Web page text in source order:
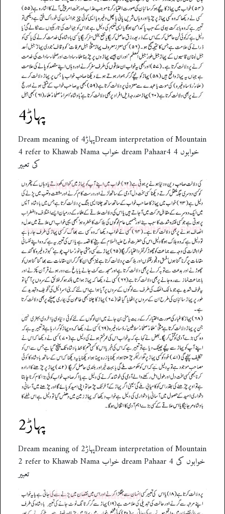
پہاڑ4
Dream meaning of پہاڑ4Dream interpretation of Mountain
4 refer to Khawab Nama خواب dream Pahaar4 4 خوابوں
کی تعبیر
پہاڑ2
Dream meaning of پہاڑ2Dream interpretation of Mountain
2 refer to Khawab Nama خواب dream Pahaar 4 خوابوں کی
تعبیر